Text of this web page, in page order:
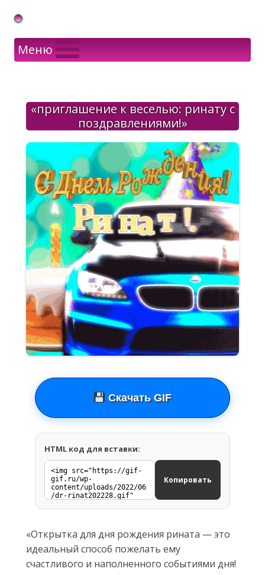
Gif Открытки в подарок
Меню
«приглашение к веселью: ринату с
поздравлениями!»
Скачать GIF
HTML код для вставки:
Копировать
«Открытка для дня рождения рината — это
идеальный способ пожелать ему
счастливого и наполненного событиями дня!